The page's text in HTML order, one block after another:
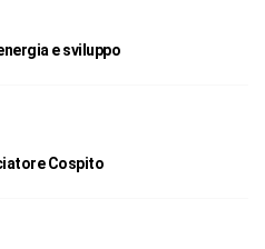
e sviluppo
Cospito